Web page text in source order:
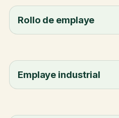
Rollo de emplaye
Emplaye industrial